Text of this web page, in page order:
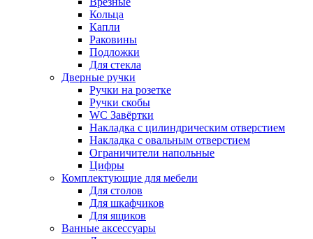
Кольца
Капли
Раковины
Подложки
Для стекла
Дверные ручки
Ручки на розетке
Ручки скобы
WC Завёртки
Накладка с цилиндрическим отверстием
Накладка с овальным отверстием
Ограничители напольные
Цифры
Комплектующие для мебели
Для столов
Для шкафчиков
Для ящиков
Ванные аксессуары